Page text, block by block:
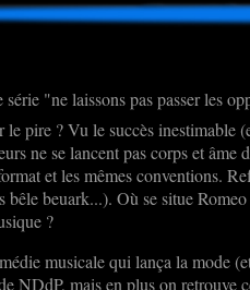
série "ne laissons pas passer les
pire ? Vu le succès inestimable
ne se lancent pas corps et
et les mêmes conventions.
beuark...). Où se situe
?
musicale qui lança la mode
NDdP, mais en plus on